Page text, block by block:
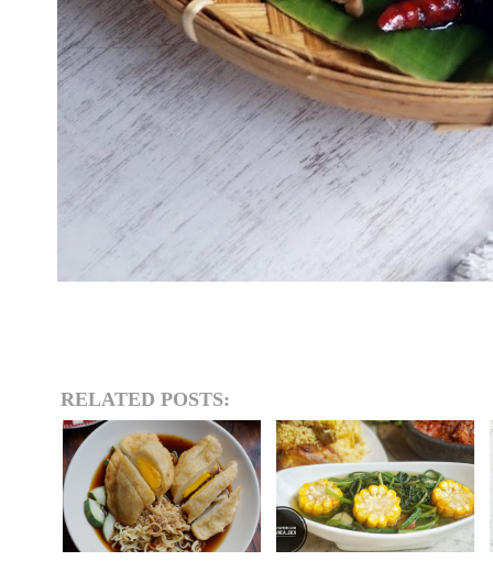
RELATED POSTS: